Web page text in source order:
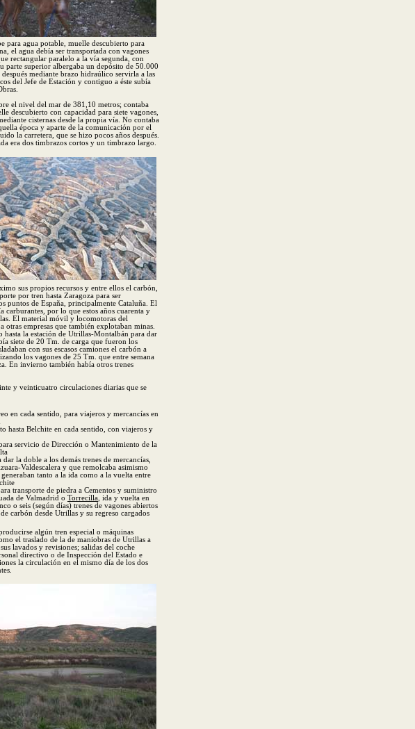
para agua potable, muelle descubierto para
el agua debía ser transportada con vagones
rectangular paralelo a la vía segunda, con
superior albergaba un depósito de 50.000
mediante brazo hidraúlico servirla a las
del Jefe de Estación y contiguo a éste subía
el nivel del mar de 381,10 metros; contaba
descubierto con capacidad para siete vagones,
cisternas desde la propia vía. No contaba
época y aparte de la comunicación por el
la carretera, que se hizo pocos años después.
era dos timbrazos cortos y un timbrazo largo.
sus propios recursos y entre ellos el carbón,
por tren hasta Zaragoza para ser
puntos de España, principalmente Cataluña. El
carburantes, por lo que estos años cuarenta y
El material móvil y locomotoras del
empresas que también explotaban minas.
hasta la estación de Utrillas-Montalbán para dar
siete de 20 Tm. de carga que fueron los
con sus escasos camiones el carbón a
los vagones de 25 Tm. que entre semana
En invierno también había otros trenes
y veinticuatro circulaciones diarias que se
en cada sentido, para viajeros y mercancías en
hasta Belchite en cada sentido, con viajeros y
servicio de Dirección o Mantenimiento de la
dar la doble a los demás trenes de mercancías,
Valdescalera y que remolcaba asimismo
generaban tanto a la ida como a la vuelta entre
transporte de piedra a Cementos y suministro
de Valmadrid o Torrecilla , ida y vuelta en
o seis (según días) trenes de vagones abiertos
carbón desde Utrillas y su regreso cargados
algún tren especial o máquinas
el traslado de la de maniobras de Utrillas a
lavados y revisiones; salidas del coche
directivo o de Inspección del Estado e
la circulación en el mismo día de los dos